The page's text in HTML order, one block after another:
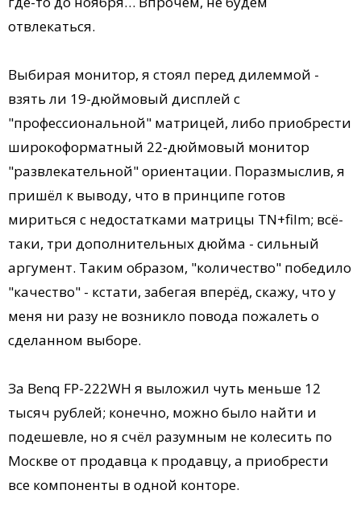
отвлекаться.
Выбирая монитор, я стоял перед дилеммой -
взять ли 19-дюймовый дисплей с
"профессиональной" матрицей, либо приобрести
широкоформатный 22-дюймовый монитор
"развлекательной" ориентации. Поразмыслив, я
пришёл к выводу, что в принципе готов
мириться с недостатками матрицы TN+film; всё-
таки, три дополнительных дюйма - сильный
аргумент. Таким образом, "количество" победило
"качество" - кстати, забегая вперёд, скажу, что у
меня ни разу не возникло повода пожалеть о
сделанном выборе.
За Benq FP-222WH я выложил чуть меньше 12
тысяч рублей; конечно, можно было найти и
подешевле, но я счёл разумным не колесить по
Москве от продавца к продавцу, а приобрести
все компоненты в одной конторе.